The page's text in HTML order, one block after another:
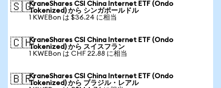
🇸🇬KraneShares CSI China Internet ETF (Ondo
Tokenized) から シンガポールドル
1 KWEBon は $36.24 に相当
🇨🇭KraneShares CSI China Internet ETF (Ondo
Tokenized) から スイスフラン
1 KWEBon は CHF 22.88 に相当
🇧🇷KraneShares CSI China Internet ETF (Ondo
Tokenized) から ブラジル・レアル